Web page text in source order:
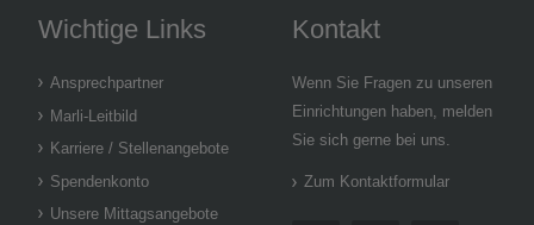
Wichtige Links
Ansprechpartner
Marli-Leitbild
Karriere / Stellenangebote
Spendenkonto
Unsere Mittagsangebote
Kontakt
Wenn Sie Fragen zu unseren
Einrichtungen haben, melden
Sie sich gerne bei uns.
Zum Kontaktformular